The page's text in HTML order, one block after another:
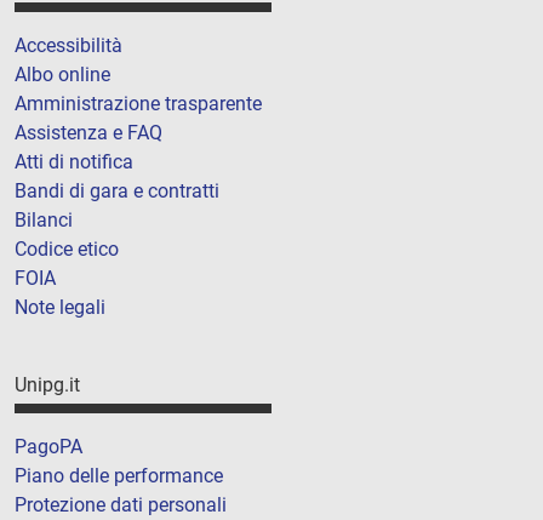
Accessibilità
Albo online
Amministrazione trasparente
Assistenza e FAQ
Atti di notifica
Bandi di gara e contratti
Bilanci
Codice etico
FOIA
Note legali
Unipg.it
PagoPA
Piano delle performance
Protezione dati personali